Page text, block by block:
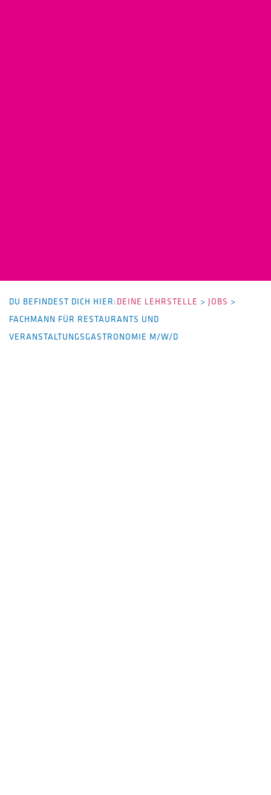
DU BEFINDEST DICH HIER:DEINE LEHRSTELLE > JOBS >
FACHMANN FÜR RESTAURANTS UND
VERANSTALTUNGSGASTRONOMIE M/W/D